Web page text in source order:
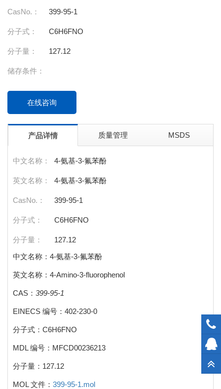
CasNo.： 399-95-1
分子式： C6H6FNO
分子量： 127.12
储存条件：
在线咨询
产品详情 质量管理 MSDS
中文名称： 4-氨基-3-氟苯酚
英文名称： 4-氨基-3-氟苯酚
CasNo.： 399-95-1
分子式： C6H6FNO
分子量：
127.12
中文名称：4-氨基-3-氟苯酚
英文名称：4-Amino-3-fluorophenol
CAS： 399-95-1
EINECS 编号：402-230-0
分子式：C6H6FNO
MDL 编号：MFCD00236213
分子量：127.12
MOL 文件： 399-95-1.mol